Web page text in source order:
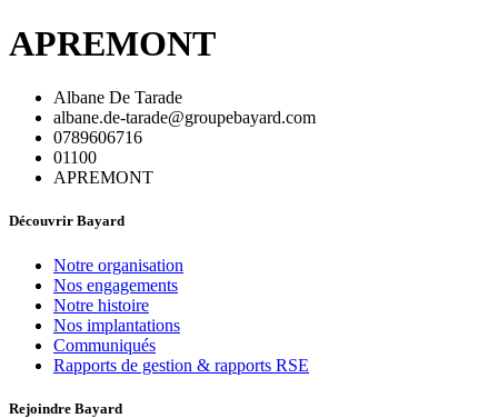
APREMONT
Albane De Tarade
albane.de-tarade@groupebayard.com
0789606716
01100
APREMONT
Découvrir Bayard
Notre organisation
Nos engagements
Notre histoire
Nos implantations
Communiqués
Rapports de gestion & rapports RSE
Rejoindre Bayard